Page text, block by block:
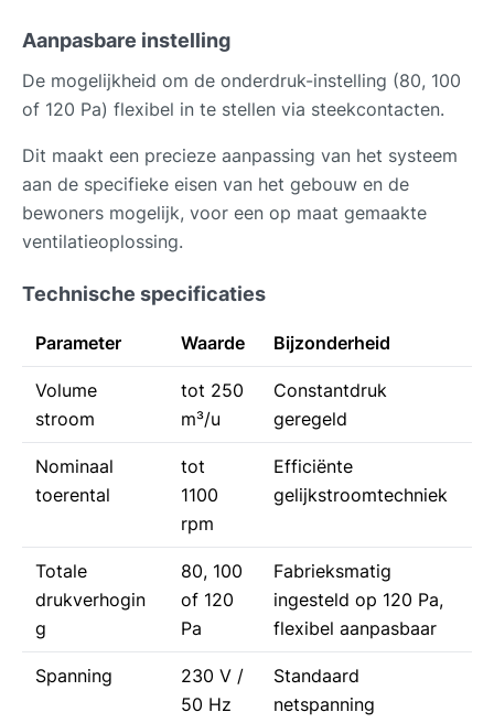
Aanpasbare instelling
De mogelijkheid om de onderdruk-instelling (80, 100
of 120 Pa) flexibel in te stellen via steekcontacten.
Dit maakt een precieze aanpassing van het systeem
aan de specifieke eisen van het gebouw en de
bewoners mogelijk, voor een op maat gemaakte
ventilatieoplossing.
Technische specificaties
Parameter Waarde Bijzonderheid
Volume
stroom
tot 250
m³/u
Constantdruk
geregeld
Nominaal
toerental
tot
1100
rpm
Efficiënte
gelijkstroomtechniek
Totale
drukverhogin
g
80, 100
of 120
Pa
Fabrieksmatig
ingesteld op 120 Pa,
flexibel aanpasbaar
Spanning
230 V /
50 Hz
Standaard
netspanning